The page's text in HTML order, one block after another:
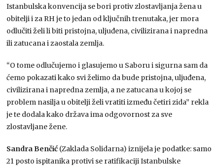
Istanbulska konvencija se bori protiv zlostavljanja žena u
obitelji i za RH je to jedan od ključnih trenutaka, jer mora
odlučiti želi li biti pristojna, uljuđena, civilizirana i napredna
ili zatucana i zaostala zemlja.
“O tome odlučujemo i glasujemo u Saboru i sigurna sam da
ćemo pokazati kako svi želimo da bude pristojna, uljuđena,
civilizirana i napredna zemlja, a ne zatucana u kojoj se
problem nasilja u obitelji želi vratiti između četiri zida” rekla
je te dodala kako država ima odgovornost za sve
zlostavljane žene.
Sandra Benčić (Zaklada Solidarna) iznijela je podatke: samo
21 posto ispitanika protivi se ratifikaciji Istanbulske